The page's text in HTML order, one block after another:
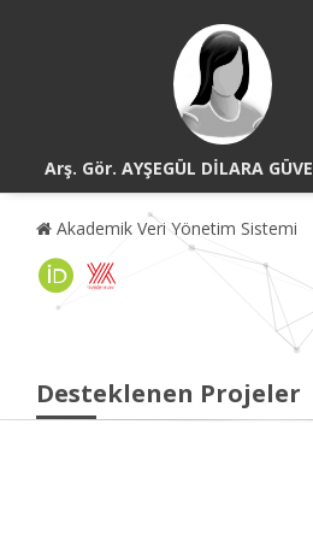
Arş. Gör. AYŞEGÜL DİLARA
Akademik Veri Yönetim Sistemi
Desteklenen Projeler